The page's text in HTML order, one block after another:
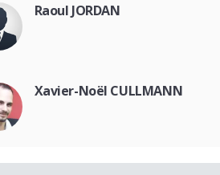
Raoul JORDAN
Xavier-Noël CULLMANN